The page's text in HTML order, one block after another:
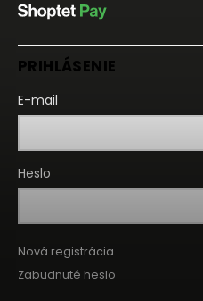
PRIHLÁSENIE
E-mail
Heslo
Nová registrácia
Zabudnuté heslo